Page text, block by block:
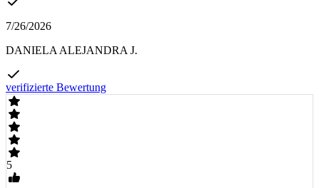
7/26/2026
DANIELA ALEJANDRA J.
verifizierte Bewertung
5